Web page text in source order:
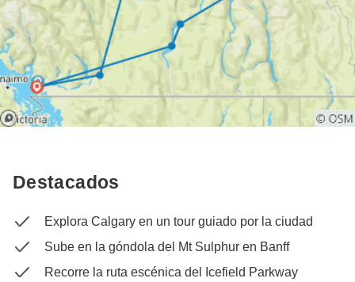
Destacados
Explora Calgary en un tour guiado por la ciudad
Sube en la góndola del Mt Sulphur en Banff
Recorre la ruta escénica del Icefield Parkway